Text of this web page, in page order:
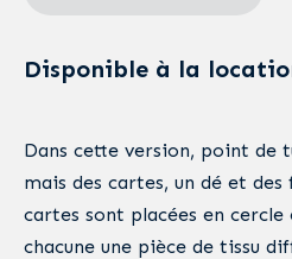
Disponible à la
Dans cette version, point de
mais des cartes, un dé et des
cartes sont placées en
chacune une pièce de tissu